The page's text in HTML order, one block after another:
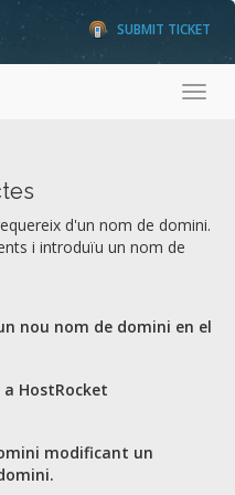
SUBMIT TICKET
d'un nom de domini.
i introduïu un nom de
nou nom de domini en el
HostRocket
modificant un